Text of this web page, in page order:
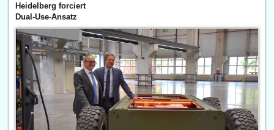
Heidelberg forciert
Dual-Use-Ansatz